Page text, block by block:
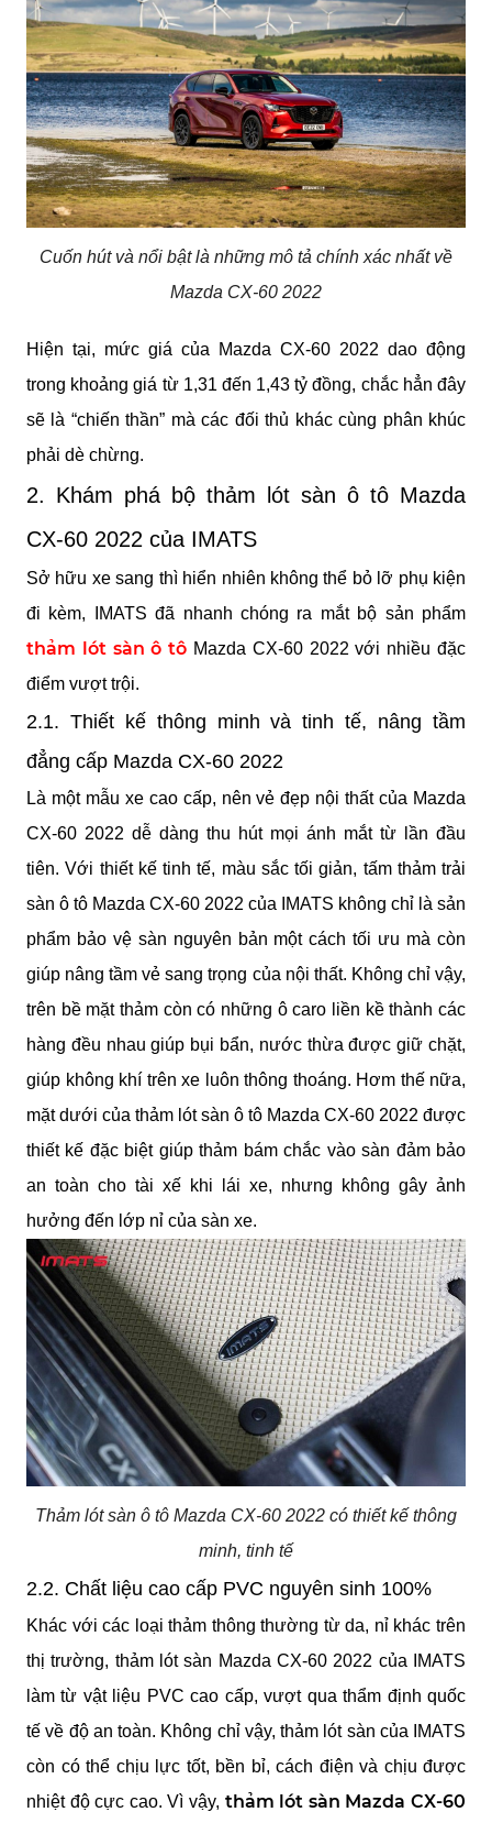
Cuốn hút và nổi bật là những mô tả chính xác nhất về
Mazda CX-60 2022
Hiện tại, mức giá của Mazda CX-60 2022 dao động
trong khoảng giá từ 1,31 đến 1,43 tỷ đồng, chắc hẳn đây
sẽ là “chiến thần” mà các đối thủ khác cùng phân khúc
phải dè chừng.
2. Khám phá bộ thảm lót sàn ô tô Mazda
CX-60 2022 của IMATS
Sở hữu xe sang thì hiển nhiên không thể bỏ lỡ phụ kiện
thảm lót sàn ô tô Mazda CX-60 2022 với nhiều đặc
điểm vượt trội.
2.1. Thiết kế thông minh và tinh tế, nâng tầm
đẳng cấp Mazda CX-60 2022
Là một mẫu xe cao cấp, nên vẻ đẹp nội thất của Mazda
CX-60 2022 dễ dàng thu hút mọi ánh mắt từ lần đầu
tiên. Với thiết kế tinh tế, màu sắc tối giản, tấm thảm trải
sàn ô tô Mazda CX-60 2022 của IMATS không chỉ là sản
phẩm bảo vệ sàn nguyên bản một cách tối ưu mà còn
giúp nâng tầm vẻ sang trọng của nội thất. Không chỉ vậy,
trên bề mặt thảm còn có những ô caro liền kề thành các
hàng đều nhau giúp bụi bẩn, nước thừa được giữ chặt,
giúp không khí trên xe luôn thông thoáng. Hơm thế nữa,
mặt dưới của thảm lót sàn ô tô Mazda CX-60 2022 được
thiết kế đặc biệt giúp thảm bám chắc vào sàn đảm bảo
an toàn cho tài xế khi lái xe, nhưng không gây ảnh
hưởng đến lớp nỉ của sàn xe.
Thảm lót sàn ô tô Mazda CX-60 2022 có thiết kế thông
minh, tinh tế
2.2. Chất liệu cao cấp PVC nguyên sinh 100%
Khác với các loại thảm thông thường từ da, nỉ khác trên
thị trường, thảm lót sàn Mazda CX-60 2022 của IMATS
làm từ vật liệu PVC cao cấp, vượt qua thẩm định quốc
tế về độ an toàn. Không chỉ vậy, thảm lót sàn của IMATS
còn có thể chịu lực tốt, bền bỉ, cách điện và chịu được
nhiệt độ cực cao. Vì vậy, thảm lót sàn Mazda CX-60